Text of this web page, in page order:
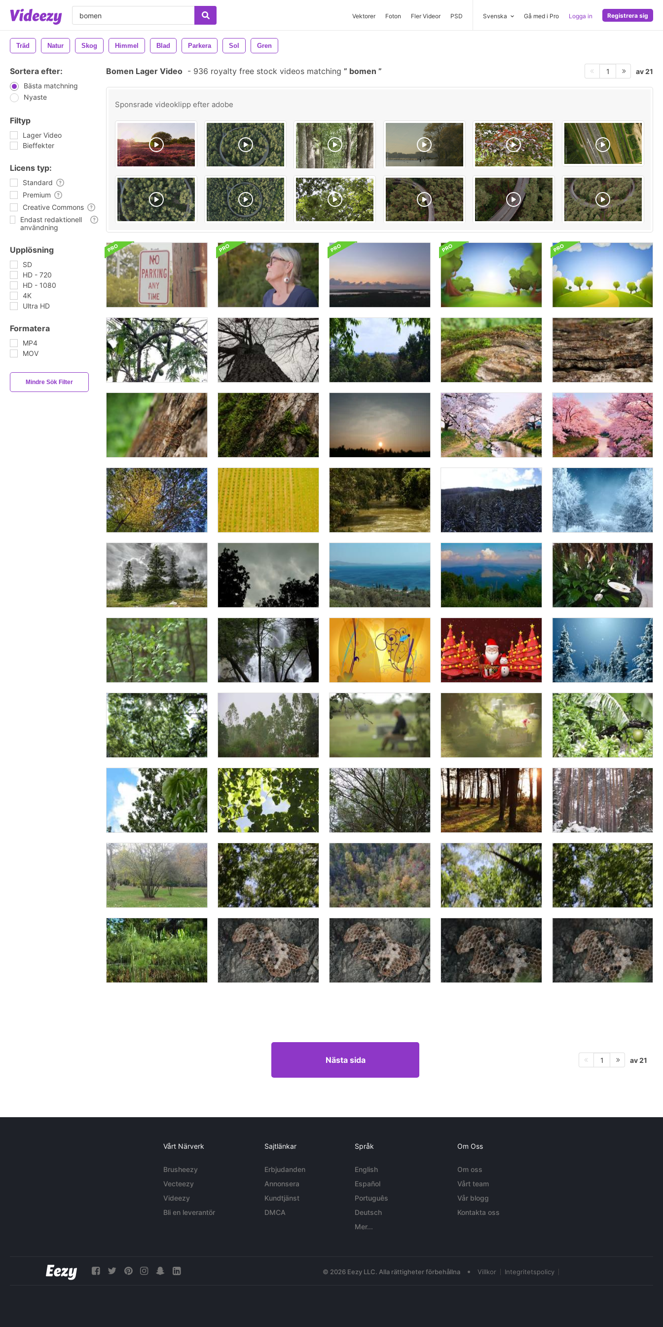
Vektorer Foton Fler Videor PSD Svenska Gå med i Pro Logga in Registrera sig
Träd Natur Skog Himmel Blad Parkera Sol Gren
Sortera efter:
Bästa matchning
Nyaste
Filtyp
Lager Video
Bieffekter
Licens typ:
Standard
Premium
Creative Commons
Endast redaktionell
användning
Upplösning
SD
HD - 720
HD - 1080
4K
Ultra HD
Formatera
MP4
MOV
Mindre Sök Filter
Bomen Lager Video - 936 royalty free stock videos matching bomen 1 av 21
Sponsrade videoklipp efter adobe
Nästa sida 1 av 21
Vårt Närverk
Brusheezy
Vecteezy
Videezy
Bli en leverantör
Sajtlänkar
Erbjudanden
Annonsera
Kundtjänst
DMCA
Språk
English
Español
Português
Deutsch
Mer...
Om Oss
Om oss
Vårt team
Vår blogg
Kontakta oss
© 2026 Eezy LLC. Alla rättigheter förbehållna • Villkor Integritetspolicy